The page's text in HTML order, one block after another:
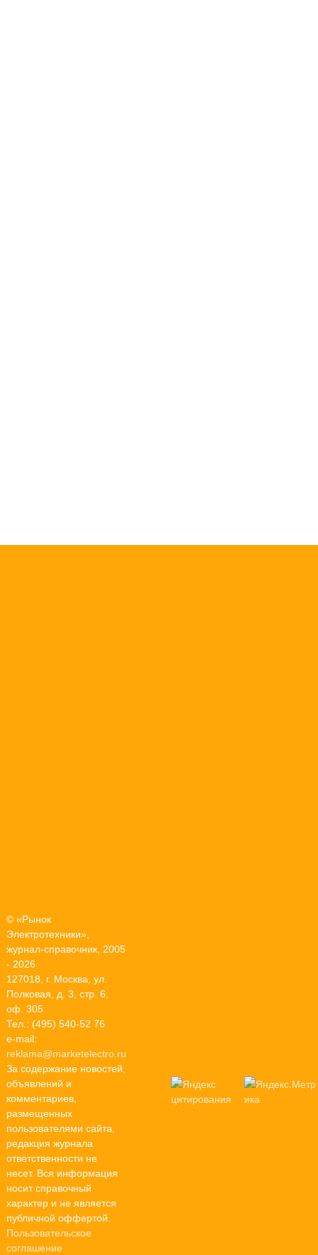
© «Рынок
Электротехники»,
журнал-справочник, 2005
- 2026
127018, г. Москва, ул.
Полковая, д. 3, стр. 6,
оф. 305
Тел.: (495) 540-52 76
e-mail:
reklama@marketelectro.ru
За содержание новостей,
объявлений и
комментариев,
размещенных
пользователями сайта,
редакция журнала
ответственности не
несет. Вся информация
носит справочный
характер и не является
публичной оффертой.
Пользовательское
соглашение